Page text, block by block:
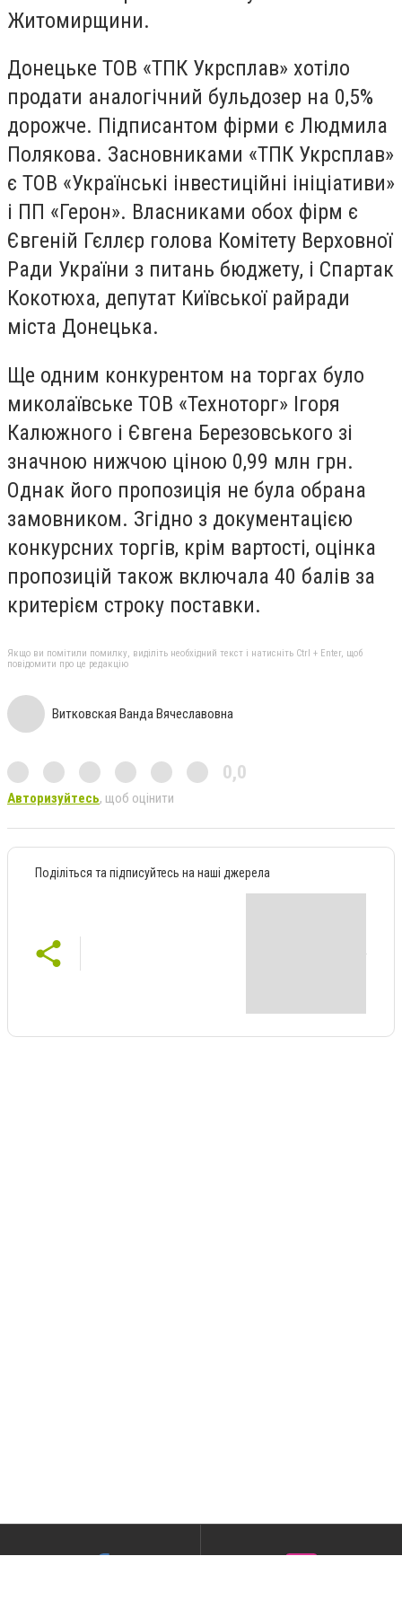
Житомирщини.
Донецьке ТОВ «ТПК Укрсплав» хотіло
продати аналогічний бульдозер на 0,5%
дорожче. Підписантом фірми є Людмила
Полякова. Засновниками «ТПК Укрсплав»
є ТОВ «Українські інвестиційні ініціативи»
і ПП «Герон». Власниками обох фірм є
Євгеній Гєллєр голова Комітету Верховної
Ради України з питань бюджету, і Спартак
Кокотюха, депутат Київської райради
міста Донецька.
Ще одним конкурентом на торгах було
миколаївське ТОВ «Техноторг» Ігоря
Калюжного і Євгена Березовського зі
значною нижчою ціною 0,99 млн грн.
Однак його пропозиція не була обрана
замовником. Згідно з документацією
конкурсних торгів, крім вартості, оцінка
пропозицій також включала 40 балів за
критерієм строку поставки.
Якщо ви помітили помилку, виділіть необхідний текст і натисніть Ctrl + Enter, щоб
повідомити про це редакцію
Витковская Ванда Вячеславовна
0,0
Авторизуйтесь, щоб оцінити
Поділіться та підписуйтесь на наші джерела